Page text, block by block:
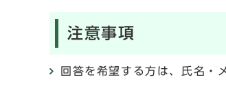
注意事項
回答を希望する方は、氏名・